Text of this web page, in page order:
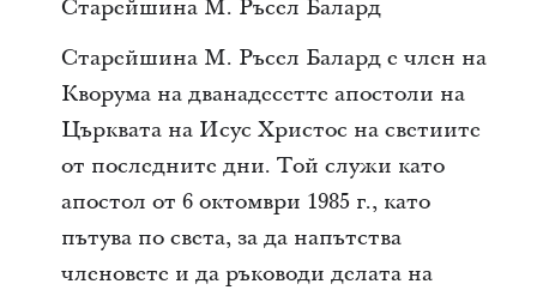
Старейшина М. Ръсел Балард
Старейшина М. Ръсел Балард е член на
Кворума на дванадесетте апостоли на
Църквата на Исус Христос на светиите
от последните дни. Той служи като
апостол от 6 октомври 1985 г., като
пътува по света, за да напътства
членовете и да ръководи делата на